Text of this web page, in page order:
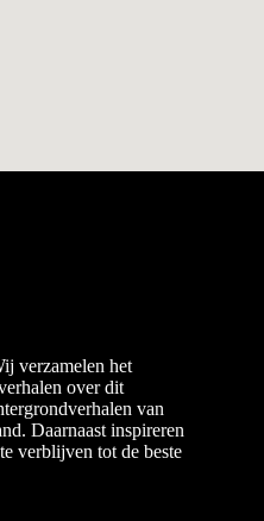
verzamelen het
over dit
van
Daarnaast inspireren
verblijven tot de beste